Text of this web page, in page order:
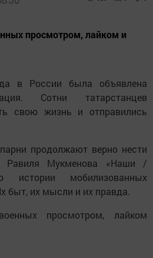
просмотром, лайком и
в России была объявлена
Сотни татарстанцев
свою жизнь и отправились
продолжают верно нести
Равиля Мукменова «Наши /
истории мобилизованных
быт, их мысли и их правда.
просмотром, лайком